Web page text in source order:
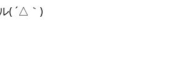
( ´△｀)